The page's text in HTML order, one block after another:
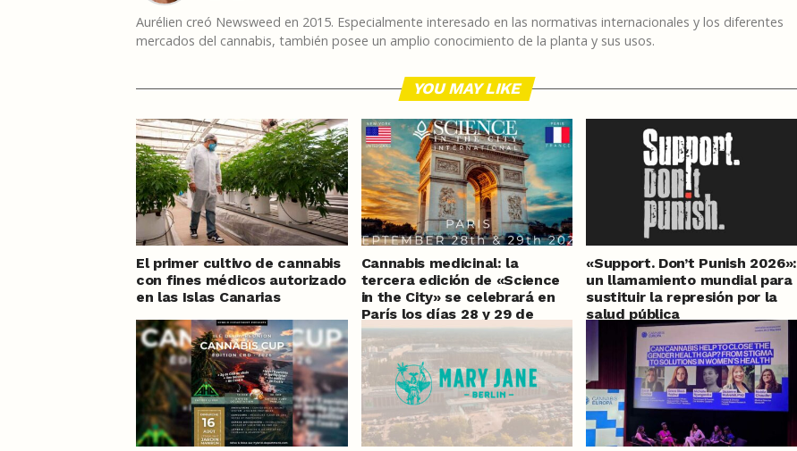
Aurélien creó Newsweed en 2015. Especialmente interesado en las normativas internacionales y los diferentes
mercados del cannabis, también posee un amplio conocimiento de la planta y sus usos.
YOU MAY LIKE
El primer cultivo de cannabis
con fines médicos autorizado
en las Islas Canarias
Cannabis medicinal: la
tercera edición de «Science
in the City» se celebrará en
París los días 28 y 29 de
septiembre de 2026
«Support. Don’t Punish 2026»:
un llamamiento mundial para
sustituir la represión por la
salud pública